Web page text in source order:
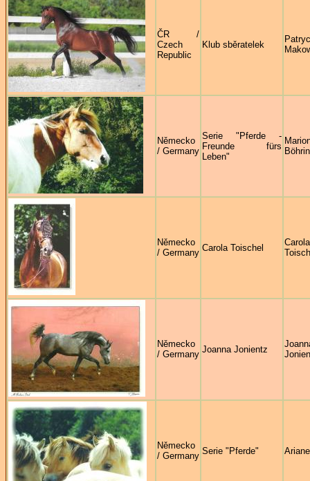
ČR /
Czech
Republic
Klub sběratelek
Německo
/ Germany
Serie "Pferde -
Freunde fürs
Leben"
Německo
/ Germany Carola Toischel
Carola
Německo
/ Germany Joanna Jonientz
Německo
/ Germany Serie "Pferde"